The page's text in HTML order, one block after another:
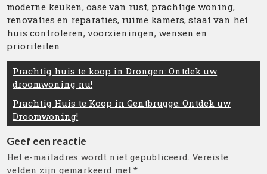
moderne keuken,oase van rust, prachtige woning,
renovaties en reparaties, ruime kamers,staat van het
huis controleren,voorzieningen,wensen en
prioriteiten
Berichtnavigatie
Prachtig huis te koop in Drongen: Ontdek uw
droomwoning nu!
Prachtig Huis te Koop in Gentbrugge: Ontdek uw
Droomwoning!
Geef een reactie
Het e-mailadres wordt niet gepubliceerd. Vereiste
velden zijn gemarkeerd met*